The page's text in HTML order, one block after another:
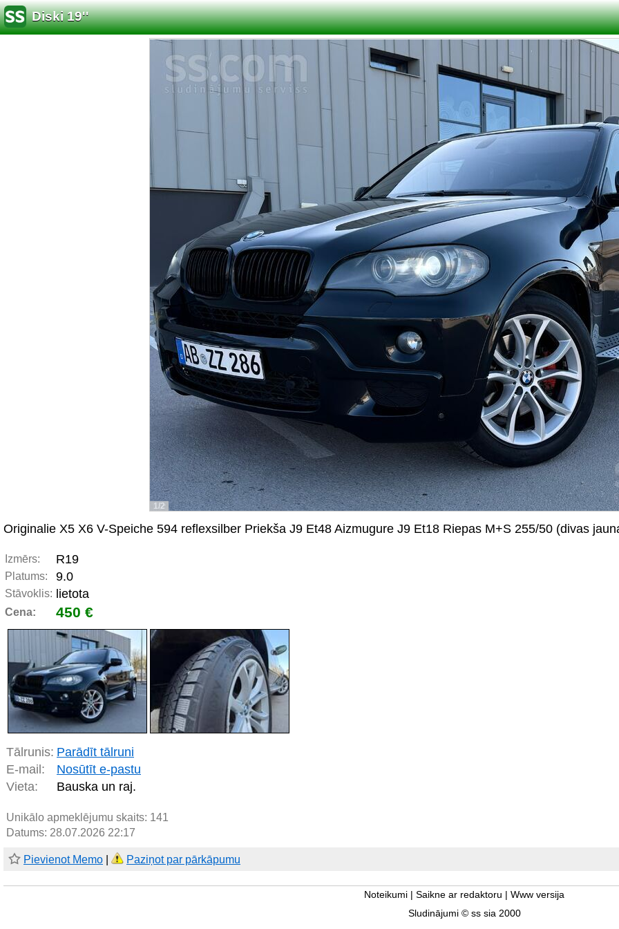
Diski 19''
1/2
Originalie X5 X6 V-Speiche 594 reflexsilber Priekša J9 Et48 Aizmugure J9 Et18 Riepas M+S 255/50 (divas
Izmērs: R19
Platums: 9.0
Stāvoklis: lietota
Cena: 450 €
Tālrunis: Parādīt tālruni
E-mail:
Nosūtīt e-pastu
Vieta:
Bauska un raj.
Unikālo apmeklējumu skaits: 141
Datums: 28.07.2026 22:17
Pievienot Memo Paziņot par pārkāpumu
Noteikumi Saikne ar redaktoru
Www versija
Sludinājumi © ss sia 2000